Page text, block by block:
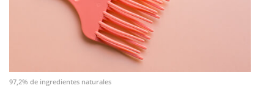
97,2% de ingredientes naturales